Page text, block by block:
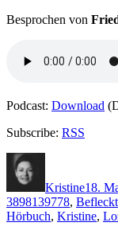
Besprochen von
Podcast: Download
Subscribe: RSS
Kristine18.
3898139778, Befleckt
Hörbuch, Kristine,